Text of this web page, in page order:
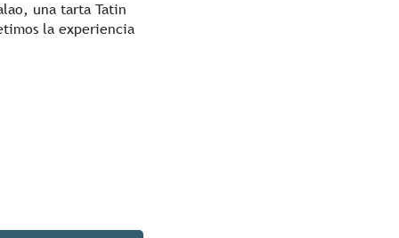
una tarta Tatin
la experiencia